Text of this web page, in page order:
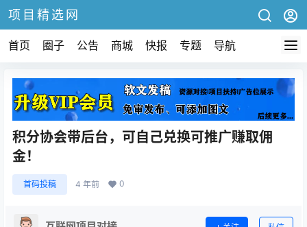
项目精选网
首页 圈子 公告 商城 快报 专题 导航
积分协会带后台，可自己兑换可推广赚取佣
金！
首码投稿 4 年前 0